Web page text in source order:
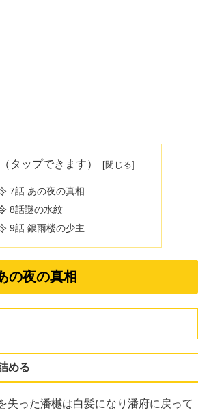
タップできます）
7話 あの夜の真相
8話謎の水紋
9話 銀雨楼の少主
の夜の真相
める
失った潘樾は白髪になり潘府に戻って